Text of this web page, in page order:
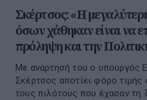
Σκέρτσος: «Η
όσων χάθηκαν είναι να
πρόληψη και την
Με ανάρτησή του ο υπουργός
Σκέρτσος αποτίει φόρο
τους πιλότους που έχασαν